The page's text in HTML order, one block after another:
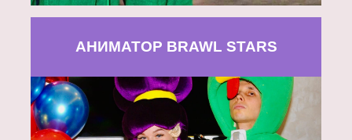
АНИМАТОР BRAWL STARS